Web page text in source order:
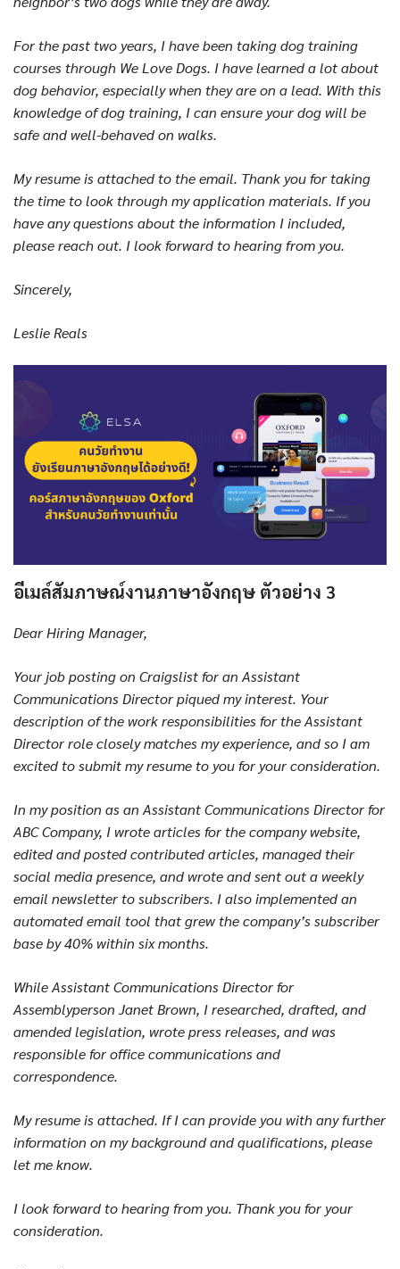
For the past two years, I have been taking dog training
courses through We Love Dogs. I have learned a lot about
dog behavior, especially when they are on a lead. With this
knowledge of dog training, I can ensure your dog will be
safe and well-behaved on walks.
My resume is attached to the email. Thank you for taking
the time to look through my application materials. If you
have any questions about the information I included,
please reach out. I look forward to hearing from you.
Sincerely,
Leslie Reals
อีเมล์สัมภาษณ์งานภาษาอังกฤษ ตัวอย่าง 3
Dear Hiring Manager,
Your job posting on Craigslist for an Assistant
Communications Director piqued my interest. Your
description of the work responsibilities for the Assistant
Director role closely matches my experience, and so I am
excited to submit my resume to you for your consideration.
In my position as an Assistant Communications Director for
ABC Company, I wrote articles for the company website,
edited and posted contributed articles, managed their
social media presence, and wrote and sent out a weekly
email newsletter to subscribers. I also implemented an
automated email tool that grew the company’s subscriber
base by 40% within six months.
While Assistant Communications Director for
Assemblyperson Janet Brown, I researched, drafted, and
amended legislation, wrote press releases, and was
responsible for office communications and
correspondence.
My resume is attached. If I can provide you with any further
information on my background and qualifications, please
let me know.
I look forward to hearing from you. Thank you for your
consideration.